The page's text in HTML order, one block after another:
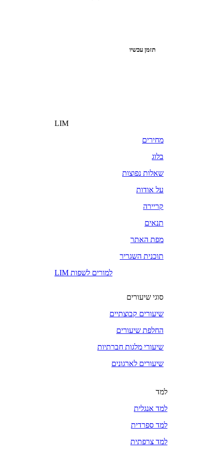
תזמן עכשיו
LIM
מחירים
בלוג
שאלות נפוצות
על אודות
קריירה
תנאים
מפת האתר
תוכנית השגריר
LIM למורים לשפות
סוגי שיעורים
שיעורים קבוצתיים
החלפת שיעורים
שיעורי מלגות חברתיות
שיעורים לארגונים
למד
למד אנגלית
למד ספרדית
למד צרפתית